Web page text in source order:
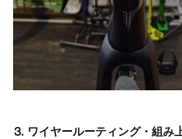
⒊ ワイヤールーティング・組み